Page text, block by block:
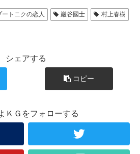
ートニクの恋人 巖谷國士
村上春樹
シェアする
コピー
ＫＧをフォローする